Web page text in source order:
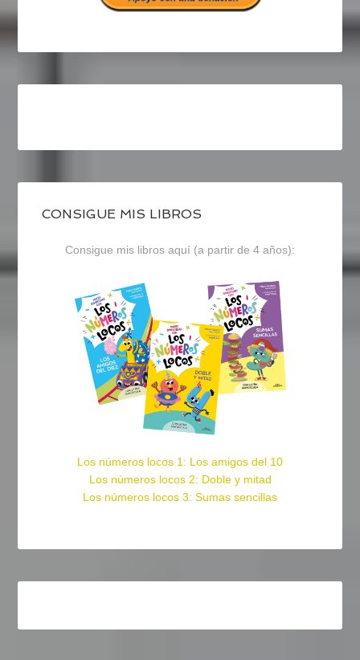
CONSIGUE MIS LIBROS
Consigue mis libros aquí (a partir de 4 años):
Los números locos 1: Los amigos del 10
Los números locos 2: Doble y mitad
Los números locos 3: Sumas sencillas